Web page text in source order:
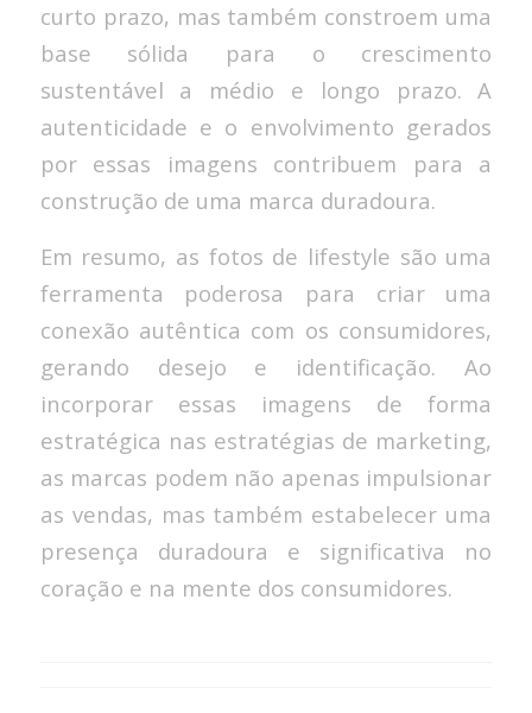
curto prazo, mas também constroem uma
base sólida para o crescimento
sustentável a médio e longo prazo. A
autenticidade e o envolvimento gerados
por essas imagens contribuem para a
construção de uma marca duradoura.
Em resumo, as fotos de lifestyle são uma
ferramenta poderosa para criar uma
conexão autêntica com os consumidores,
gerando desejo e identificação. Ao
incorporar essas imagens de forma
estratégica nas estratégias de marketing,
as marcas podem não apenas impulsionar
as vendas, mas também estabelecer uma
presença duradoura e significativa no
coração e na mente dos consumidores.